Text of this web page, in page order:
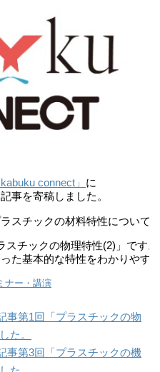
kabuku connect」 に
事を寄稿しました。
チックの物理特性(2)」です。
た基本的な特性をわかりやす
ナー・講演
事第1回「プラスチックの物
た。
事第3回「プラスチックの機